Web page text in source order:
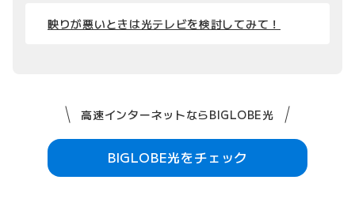
映りが悪いときは光テレビを検討してみて！
高速インターネットならBIGLOBE光
BIGLOBE光をチェック